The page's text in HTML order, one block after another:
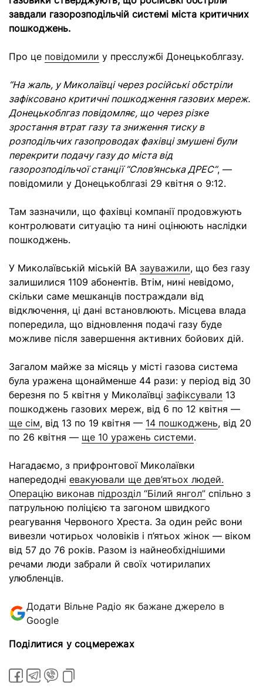
завдали газорозподільчій системі міста критичних
пошкоджень.
Про це повідомили у пресслужбі Донецькоблгазу.
“На жаль, у Миколаївці через російські обстріли
зафіксовано критичні пошкодження газових мереж.
Донецькоблгаз повідомляє, що через різке
зростання втрат газу та зниження тиску в
розподільчих газопроводах фахівці змушені були
перекрити подачу газу до міста від
газорозподільчої станції “Слов’янська ДРЕС”, —
повідомили у Донецькоблгазі 29 квітня о 9:12.
Там зазначили, що фахівці компанії продовжують
контролювати ситуацію та нині оцінюють наслідки
пошкоджень.
У Миколаївській міській ВА зауважили, що без газу
залишилися 1109 абонентів. Втім, нині невідомо,
скільки саме мешканців постраждали від
відключення, ці дані встановлюють. Місцева влада
попередила, що відновлення подачі газу буде
можливе після завершення активних бойових дій.
Загалом майже за місяць у місті газова система
була уражена щонайменше 44 рази: у період від 30
березня по 5 квітня у Миколаївці зафіксували 13
пошкоджень газових мереж, від 6 по 12 квітня —
ще сім, від 13 по 19 квітня — 14 пошкоджень, від 20
по 26 квітня — ще 10 уражень системи.
Нагадаємо, з прифронтової Миколаївки
напередодні евакуювали ще дев’ятьох людей.
Операцію виконав підрозділ “Білий янгол” спільно з
патрульною поліцією та загоном швидкого
реагування Червоного Хреста. За один рейс вони
вивезли чотирьох чоловіків і п’ятьох жінок — віком
від 57 до 76 років. Разом із найнеобхіднішими
речами люди забрали й своїх чотирилапих
улюбленців.
Додати Вільне Радіо як бажане джерело в
Google
Поділитися у соцмережах